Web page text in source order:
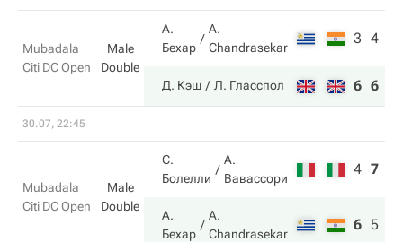
Mubadala
Citi DC Open
Male
Double
А.
Бехар
A.
Chandrasekar
3 4
Д. Кэш Л. Гласспол 6 6
30.07, 22:45
Mubadala
Citi DC Open
Male
Double
С.
Болелли
А.
Вавассори
4 7
А.
Бехар
A.
Chandrasekar
6 5